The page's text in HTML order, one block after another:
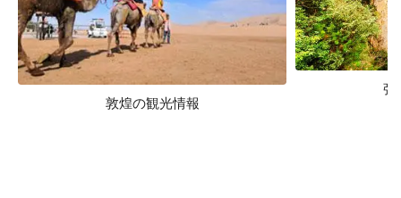
敦煌の観光情報
張